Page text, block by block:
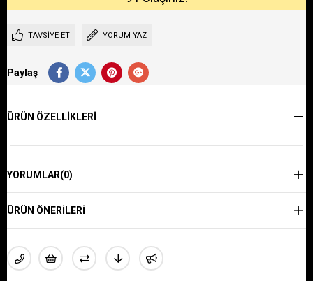
TAVSIYE ET YORUM YAZ
Paylaş
ÜRÜN ÖZELLIKLERI
YORUMLAR(0)
ÜRÜN ÖNERILERI